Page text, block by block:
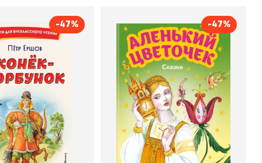
-47%
горбунок
Ершов Петр Павлович
Эксмодетство
-47%
Аленький цветочек.
Сказки
Автор
Сергей Аксаков
Издательство
Эксмодетство
В корзину